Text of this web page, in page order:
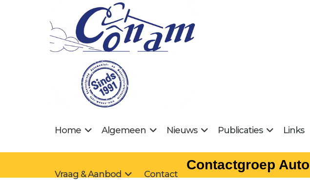
Home Algemeen Nieuws Publicaties Links
Vraag & Aanbod Contact
Contactgroep